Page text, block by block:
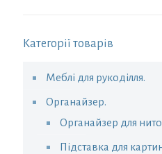
Категорії товарів
Меблі для рукоділля.
Органайзер.
Органайзер для
Підставка для